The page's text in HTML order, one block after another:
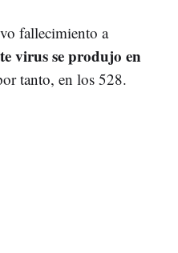
fallecimiento a
virus se produjo en
tanto, en los 528.